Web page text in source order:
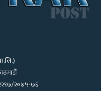
१२९७/२०७५-७६